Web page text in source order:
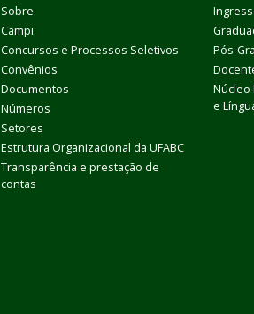
Sobre
Campi
Concursos e Processos Seletivos
Convênios
Documentos
Números
Setores
Estrutura Organizacional da UFABC
Transparência e prestação de
contas
Pós-
Núcleo
e